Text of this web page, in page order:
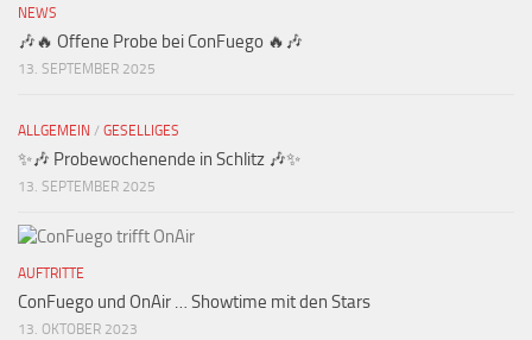
NEWS
🎶🔥 Offene Probe bei ConFuego 🔥🎶
13. SEPTEMBER 2025
ALLGEMEIN / GESELLIGES
✨🎶 Probewochenende in Schlitz 🎶✨
13. SEPTEMBER 2025
AUFTRITTE
ConFuego und OnAir … Showtime mit den Stars
13. OKTOBER 2023